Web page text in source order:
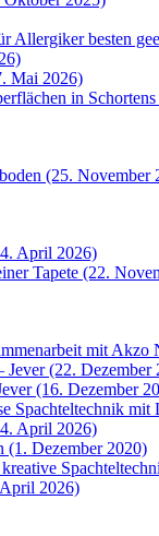
Allergiker besten
Mai 2026)
in
(25. November
April 2026)
Tapete (22.
mit
Jever (22. Dezember
(16. Dezember
Spachteltechnik
April 2026)
(1. Dezember 2020)
2026)